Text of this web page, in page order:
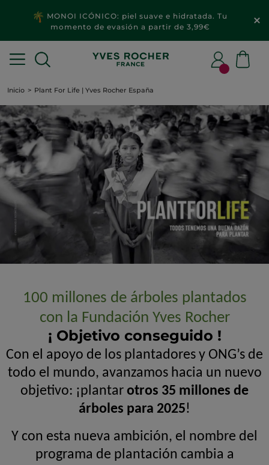
MONOI ICÓNICO: piel suave e hidratada. Tu
momento de evasión a partir de 3,99€
Inicio Plant For Life | Yves Rocher España
100 millones de árboles plantados
con la Fundación Yves Rocher
¡ Objetivo conseguido !
Con el apoyo de los plantadores y ONG’s de
todo el mundo, avanzamos hacia un nuevo
objetivo: ¡plantar otros 35 millones de
árboles para 2025!
Y con esta nueva ambición, el nombre del
programa de plantación cambia a